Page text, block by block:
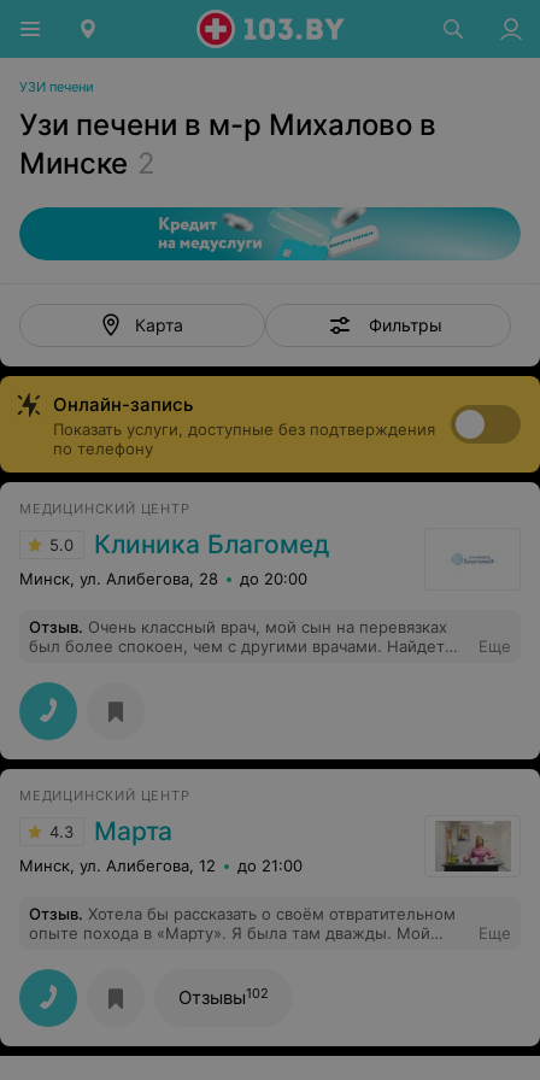
УЗИ печени
Узи печени в м-р Михалово в
Минске 2
Карта Фильтры
Онлайн-запись
Показать услуги, доступные без подтверждения
по телефону
МЕДИЦИНСКИЙ ЦЕНТР
5.0 Клиника Благомед
Минск, ул. Алибегова, 28 до 20:00
Отзыв. Очень классный врач, мой сын на перевязках
был более спокоен, чем с другими врачами. Найдет
Еще
МЕДИЦИНСКИЙ ЦЕНТР
4.3 Марта
Минск, ул. Алибегова, 12 до 21:00
Отзыв. Хотела бы рассказать о своём отвратительном
опыте похода в «Марту». Я была там дважды. Мой
отвечала на все мои вопросы, была очень терпелива и
приветлива. Спасибо ей большое за это! Я пришла с
анализом мазка на флору из Синево. Врач почему-то
пришла к заключению, что я могу быть беременна, что
невозможно, тк я на тот момент не жила половой
Еще
Отзывы102